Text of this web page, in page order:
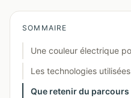
SOMMAIRE
Une couleur électrique
Les technologies
Que retenir du parcours